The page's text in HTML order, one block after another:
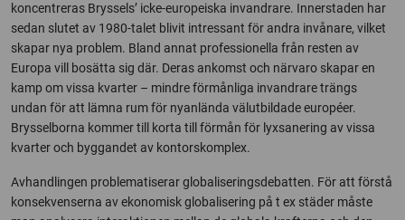
koncentreras Bryssels’ icke-europeiska invandrare. Innerstaden har
sedan slutet av 1980-talet blivit intressant för andra invånare, vilket
skapar nya problem. Bland annat professionella från resten av
Europa vill bosätta sig där. Deras ankomst och närvaro skapar en
kamp om vissa kvarter – mindre förmånliga invandrare trängs
undan för att lämna rum för nyanlända välutbildade européer.
Brysselborna kommer till korta till förmån för lyxsanering av vissa
kvarter och byggandet av kontorskomplex.
Avhandlingen problematiserar globaliseringsdebatten. För att förstå
konsekvenserna av ekonomisk globalisering på t ex städer måste